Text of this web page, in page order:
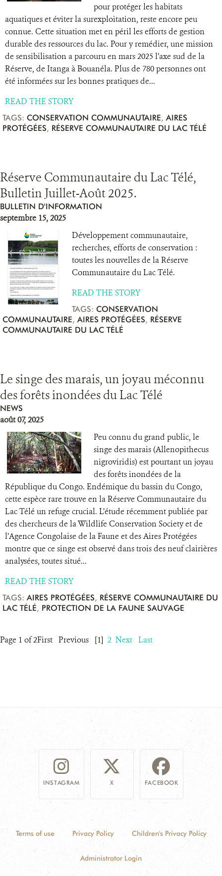
pour protéger les habitats
aquatiques et éviter la surexploitation, reste encore peu
connue. Cette situation met en péril les efforts de gestion
durable des ressources du lac. Pour y remédier, une mission
de sensibilisation a parcouru en mars 2025 l’axe sud de la
Réserve, de Itanga à Bouanéla. Plus de 780 personnes ont
été informées sur les bonnes pratiques de...
READ THE STORY
TAGS: CONSERVATION COMMUNAUTAIRE, AIRES
PROTÉGÉES, RÉSERVE COMMUNAUTAIRE DU LAC TÉLÉ
Réserve Communautaire du Lac Télé,
Bulletin Juillet-Août 2025.
BULLETIN D'INFORMATION
septembre 15, 2025
Développement communautaire,
recherches, efforts de conservation :
toutes les nouvelles de la Réserve
Communautaire du Lac Télé.
READ THE STORY
TAGS: CONSERVATION
COMMUNAUTAIRE, AIRES PROTÉGÉES, RÉSERVE
COMMUNAUTAIRE DU LAC TÉLÉ
Le singe des marais, un joyau méconnu
des forêts inondées du Lac Télé
NEWS
août 07, 2025
Peu connu du grand public, le
singe des marais (Allenopithecus
nigroviridis) est pourtant un joyau
des forêts inondées de la
République du Congo. Endémique du bassin du Congo,
cette espèce rare trouve en la Réserve Communautaire du
Lac Télé un refuge crucial. L’étude récemment publiée par
des chercheurs de la Wildlife Conservation Society et de
l’Agence Congolaise de la Faune et des Aires Protégées
montre que ce singe est observé dans trois des neuf clairières
analysées, toutes situé...
READ THE STORY
TAGS: AIRES PROTÉGÉES, RÉSERVE COMMUNAUTAIRE DU
LAC TÉLÉ, PROTECTION DE LA FAUNE SAUVAGE
Page 1 of 2First Previous [1] 2 Next Last
INSTAGRAM X FACEBOOK
Terms of use Privacy Policy Children's Privacy Policy
Administrator Login